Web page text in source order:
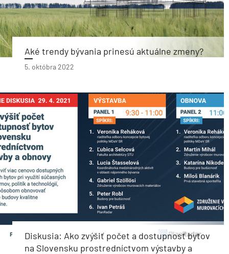
Aké trendy bývania prinesú aktuálne zmeny?
5. októbra 2022
Diskusia: Ako zvýšiť počet a dostupnosť bytov
na Slovensku prostredníctvom výstavby a